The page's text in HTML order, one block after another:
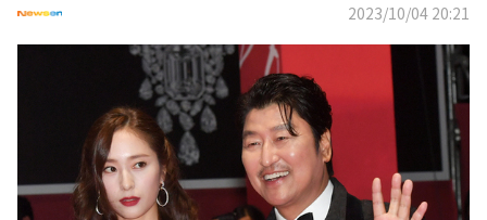
2023/10/04 20:21